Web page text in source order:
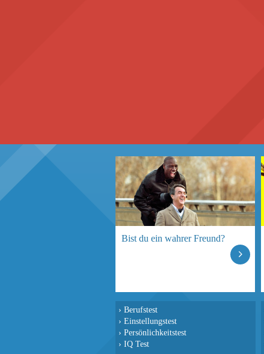
Bist du ein wahrer Freund?
› Berufstest
› Einstellungstest
› Persönlichkeitstest
› IQ Test